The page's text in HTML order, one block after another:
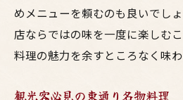
めメニューを頼むのも良いでし
店ならではの味を一度に楽しむ
料理の魅力を余すところなく味わ
観光客必見の東通り名物料理